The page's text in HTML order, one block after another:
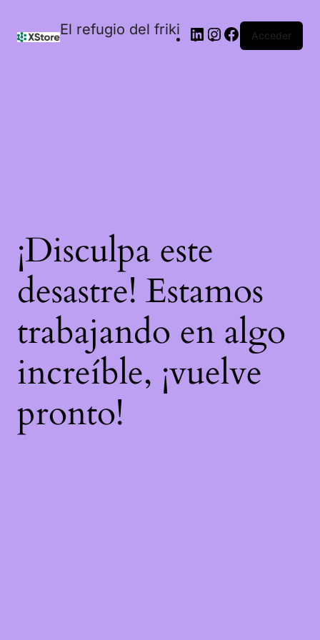
El refugio del friki Acceder
¡Disculpa este
desastre! Estamos
trabajando en algo
increíble, ¡vuelve
pronto!